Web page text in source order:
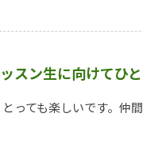
スン生に向けてひ
っても楽しいです。仲